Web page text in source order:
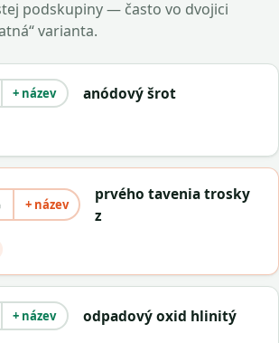
podskupiny — často vo dvojici
varianta.
+ název anódový šrot
+ název
prvého tavenia trosky
z
+ název odpadový oxid hlinitý